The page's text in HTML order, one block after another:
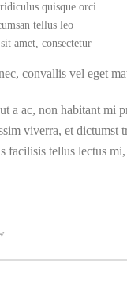
quisque orci
tellus leo
amet, consectetur
convallis vel eget
a ac, non habitant mi
viverra, et dictumst
facilisis tellus lectus